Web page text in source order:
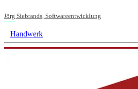
Jörg Siebrands, Softwareentwicklung
Handwerk